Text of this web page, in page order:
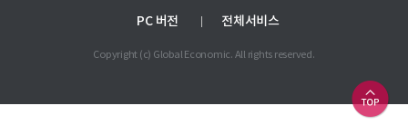
PC 버전 전체서비스
Copyright (c) Global Economic. All rights reserved.